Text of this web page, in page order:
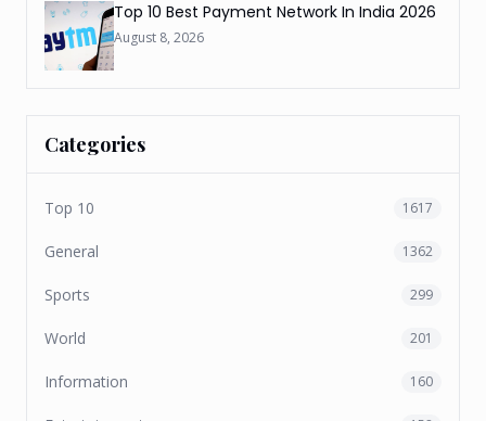
Top 10 Best Payment Network In India 2026
August 8, 2026
Categories
Top 10 1617
General 1362
Sports 299
World 201
Information 160